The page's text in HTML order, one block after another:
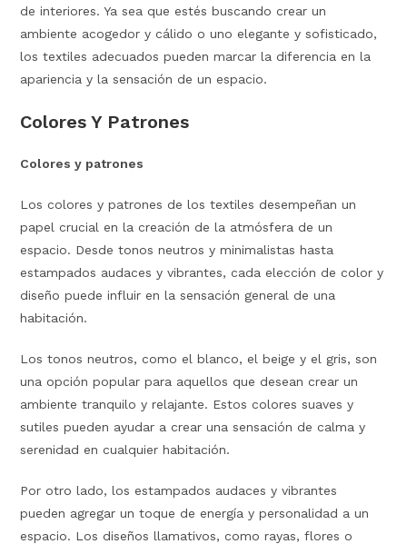
de interiores. Ya sea que estés buscando crear un
ambiente acogedor y cálido o uno elegante y sofisticado,
los textiles adecuados pueden marcar la diferencia en la
apariencia y la sensación de un espacio.
Colores Y Patrones
Colores y patrones
Los colores y patrones de los textiles desempeñan un
papel crucial en la creación de la atmósfera de un
espacio. Desde tonos neutros y minimalistas hasta
estampados audaces y vibrantes, cada elección de color y
diseño puede influir en la sensación general de una
habitación.
Los tonos neutros, como el blanco, el beige y el gris, son
una opción popular para aquellos que desean crear un
ambiente tranquilo y relajante. Estos colores suaves y
sutiles pueden ayudar a crear una sensación de calma y
serenidad en cualquier habitación.
Por otro lado, los estampados audaces y vibrantes
pueden agregar un toque de energía y personalidad a un
espacio. Los diseños llamativos, como rayas, flores o